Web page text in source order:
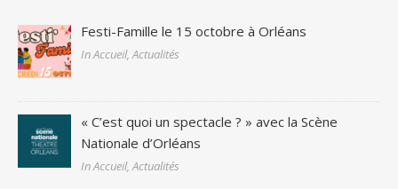
Festi-Famille le 15 octobre à Orléans
In Accueil, Actualités
« C’est quoi un spectacle ? » avec la Scène
Nationale d’Orléans
In Accueil, Actualités